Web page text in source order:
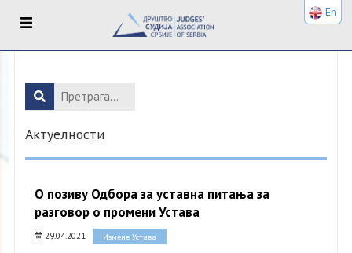
Актуелности
О позиву Одбора за уставна питања за
разговор о промени Устава
29.04.2021 Измене Устава
En